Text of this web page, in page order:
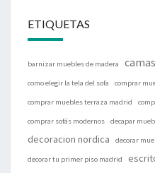
ETIQUETAS
barnizar muebles de madera
como elegir la tela del sofa comprar
comprar muebles terraza madrid
comprar sofás modernos decapar
decoracion nordica decorar
decorar tu primer piso madrid